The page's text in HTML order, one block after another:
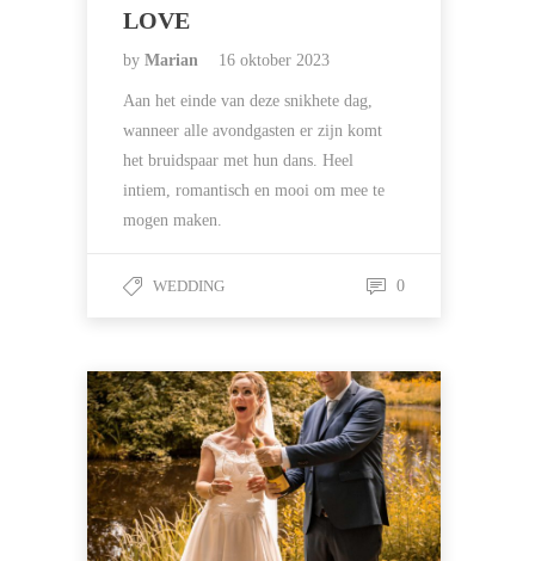
LOVE
by Marian 16 oktober 2023
Aan het einde van deze snikhete dag,
wanneer alle avondgasten er zijn komt
het bruidspaar met hun dans. Heel
intiem, romantisch en mooi om mee te
mogen maken.
WEDDING 0